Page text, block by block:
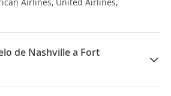
de Nashville a Fort
viajar entre Nashville y Fort